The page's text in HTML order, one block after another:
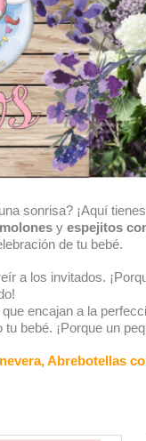
sonrisa? ¡Aquí
y espejitos
de tu bebé.
a los invitados.
encajan a la
bebé. ¡Porque un
Abrebotellas